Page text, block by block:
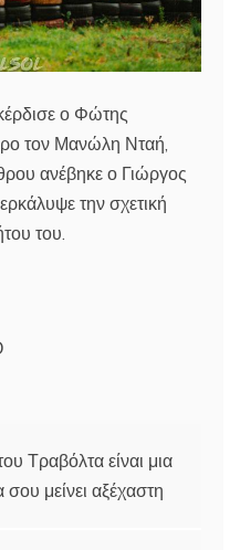
ο Φώτης
τον Μανώλη Νταή,
ανέβηκε ο Γιώργος
την σχετική
του.
Τραβόλτα είναι μια
μείνει αξέχαστη